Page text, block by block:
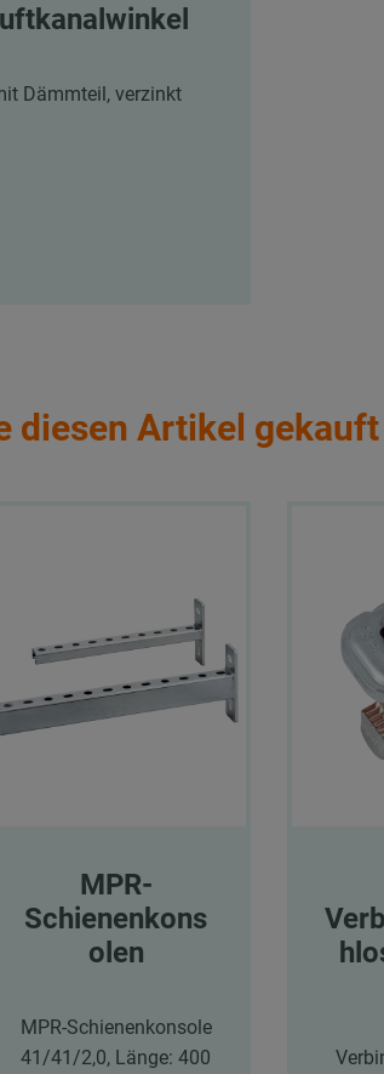
Dämmteil, verzinkt
diesen Artikel
MPR-
Schienenkons
olen
MPR-Schienenkonsole
41/41/2,0, Länge: 400